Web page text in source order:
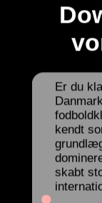
Er du
kendt
skabt